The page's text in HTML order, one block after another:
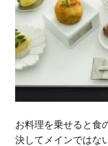
お料理を乗せると食
決してメインではな